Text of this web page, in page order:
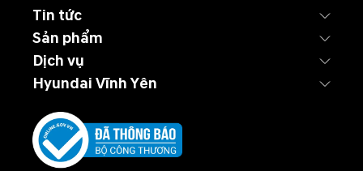
Tin tức
Sản phẩm
Dịch vụ
Hyundai Vĩnh Yên